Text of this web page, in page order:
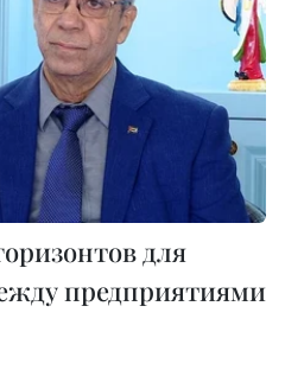
для
предприятиями